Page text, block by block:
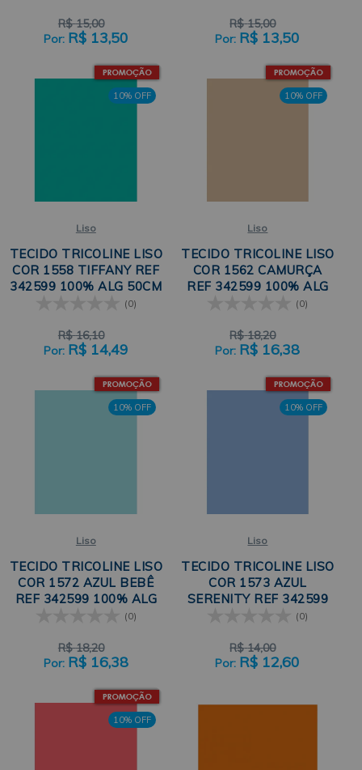
R$ 15,00
R$ 13,50
R$ 15,00
R$ 13,50
10% OFF
Liso
TECIDO TRICOLINE LISO
COR 1558 TIFFANY REF
342599 100% ALG 50CM
X 150CM CÍRCULO
(0)
R$ 16,10
R$ 14,49
10% OFF
Liso
TECIDO TRICOLINE LISO
COR 1562 CAMURÇA
REF 342599 100% ALG
50CM X 150CM CÍRCULO
(0)
R$ 18,20
R$ 16,38
10% OFF
Liso
TECIDO TRICOLINE LISO
COR 1572 AZUL BEBÊ
REF 342599 100% ALG
50CM X 150CM CÍRCULO
(0)
R$ 18,20
R$ 16,38
10% OFF
Liso
TECIDO TRICOLINE LISO
COR 1573 AZUL
SERENITY REF 342599
100% ALG 50CM X
(0)
R$ 14,00
R$ 12,60
10% OFF